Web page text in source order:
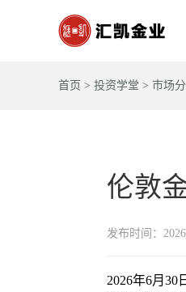
首页 > 投资学堂 > 市场
伦敦
发布时间：
2026年6月